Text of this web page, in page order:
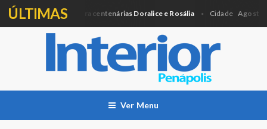
ÚLTIMAS
Medalha para centenárias Doralice e Rosália Cidade Agosto Lilás:
Ver Menu